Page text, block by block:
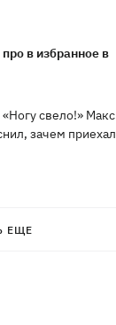
в избранное в
свело!» Макс
зачем приехал
на
ЕЩЕ